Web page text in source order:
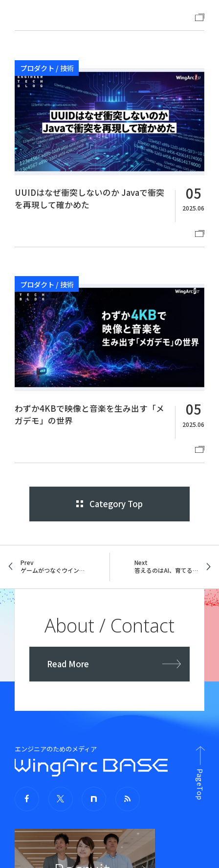
プロダクト / 技術
UUIDはなぜ衝突しないのか Javaで衝突
を再現して確かめた
05
2025.06
プロダクト / 技術
わずか4KBで映像と音楽を生み出す「メ
ガデモ」の世界
05
2025.06
Category Top
Prev
ゲームがつなぐウイングアークの輪！社内イベント「ストリートファイター6大会」密着レポート
Next
答えるのはAI、育てるのは人：チャットボット改善の道のり
About / Contact
Read More
エンジニアのためのメディア
PageTop